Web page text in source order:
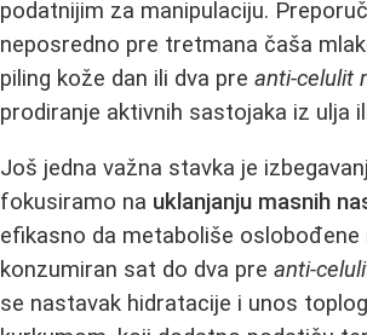
podatnijim za manipulaciju.
neposredno pre tretmana čaša
piling kože dan ili dva preanti-celulit
prodiranje aktivnih sastojaka iz ulja
Još jedna važna stavka je
fokusiramo na uklanjanju masnih
efikasno da metaboliše
konzumiran sat do dva preanti-
se nastavak hidratacije i unos